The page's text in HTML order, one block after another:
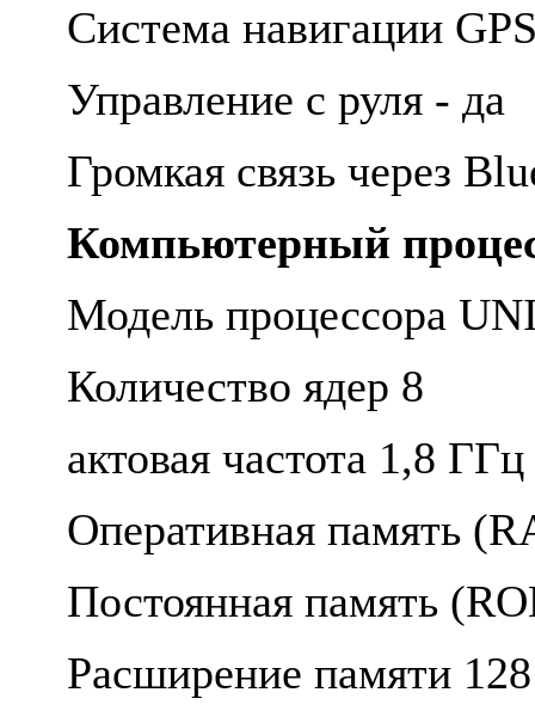
Система навигации
Управление с руля - да
Громкая связь через
Компьютерный
Модель процессора
Количество ядер 8
актовая частота 1,8 ГГц
Оперативная память
Постоянная память
Расширение памяти